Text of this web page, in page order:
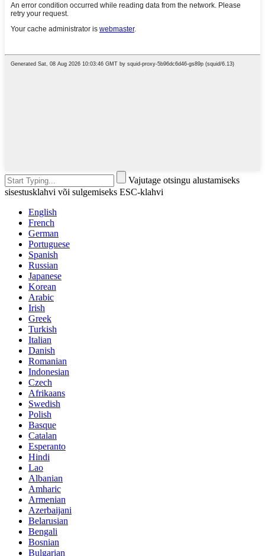
Vajutage otsingu alustamiseks
sisestusklahvi või sulgemiseks ESC-klahvi
English
French
German
Portuguese
Spanish
Russian
Japanese
Korean
Arabic
Irish
Greek
Turkish
Italian
Danish
Romanian
Indonesian
Czech
Afrikaans
Swedish
Polish
Basque
Catalan
Esperanto
Hindi
Lao
Albanian
Amharic
Armenian
Azerbaijani
Belarusian
Bengali
Bosnian
Bulgarian